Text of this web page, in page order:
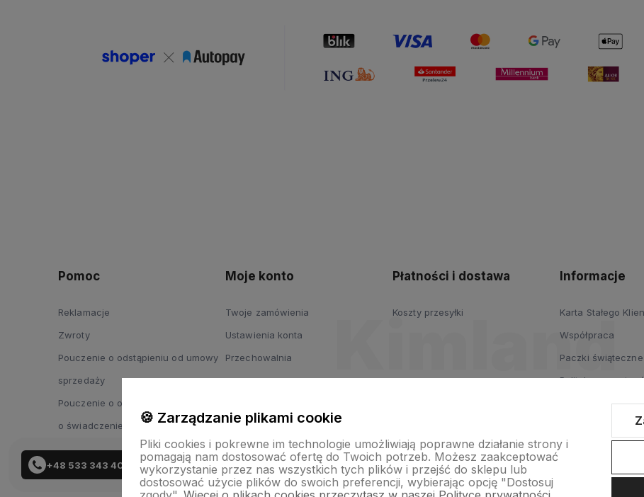
+48 533 343 402
Pomoc
Reklamacje
Zwroty
Pouczenie o odstąpieniu od umowy
sprzedaży
Pouczenie o odstąpieniu od umowy
o świadczenie usług
Moje konto
Twoje zamówienia
Ustawienia konta
Przechowalnia
Płatności i dostawa
Koszty przesyłki
Informacje
Karta Stałego
Współpraca
Paczki
Polityka
🍪 Zarządzanie plikami cookie
Pliki cookies i pokrewne im technologie umożliwiają poprawne działanie strony i
pomagają nam dostosować ofertę do Twoich potrzeb. Możesz zaakceptować
wykorzystanie przez nas wszystkich tych plików i przejść do sklepu lub
dostosować użycie plików do swoich preferencji, wybierając opcję "Dostosuj